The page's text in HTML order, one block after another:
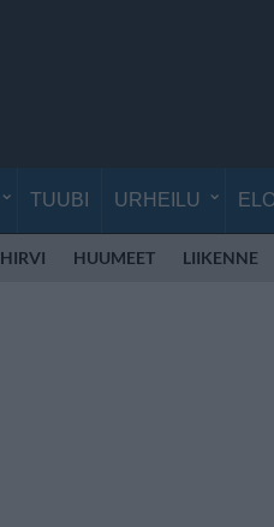
TUUBI URHEILU
HIRVI HUUMEET LIIKENNE